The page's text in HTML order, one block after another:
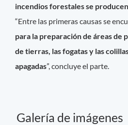
incendios forestales se
“Entre las primeras causas se
para la preparación de áreas de
de tierras, las fogatas y las
apagadas”, concluye el parte.
Galería de imágenes